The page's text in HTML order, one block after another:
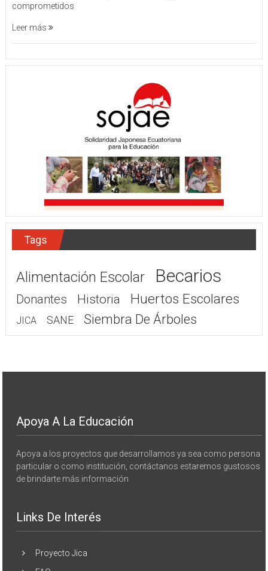
comprometidos
Leer más
Tags
Alimentación Escolar Becarios
Donantes Historia Huertos Escolares
JICA SANE Siembra De Árboles
Apoya A La Educación
Apoya a los proyectos que desarrollamos ya sea como persona
particular o como institución, contáctanos estaremos gustosos
de brindarte más información
Links De Interés
Proyecto Jica